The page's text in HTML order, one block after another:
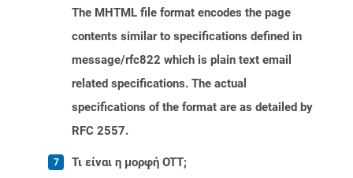
The MHTML file format encodes the page
contents similar to specifications defined in
message/rfc822 which is plain text email
related specifications. The actual
specifications of the format are as detailed by
RFC 2557.
Τι είναι η μορφή OTT;